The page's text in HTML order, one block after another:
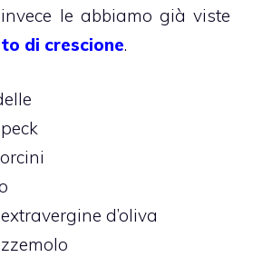
le abbiamo già viste
di crescione.
d’oliva